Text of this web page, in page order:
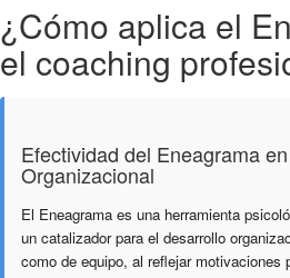
¿Cómo aplica el
el coaching
Efectividad del Eneagrama
Organizacional
El Eneagrama es una herramienta
un catalizador para el desarrollo
como de equipo, al reflejar motivaciones